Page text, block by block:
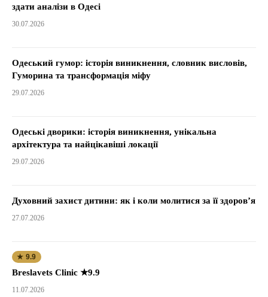
здати аналізи в Одесі
30.07.2026
Одеський гумор: історія виникнення, словник висловів,
Гуморина та трансформація міфу
29.07.2026
Одеські дворики: історія виникнення, унікальна
архітектура та найцікавіші локації
29.07.2026
Духовний захист дитини: як і коли молитися за її здоров’я
27.07.2026
★ 9.9
Breslavets Clinic ★9.9
11.07.2026